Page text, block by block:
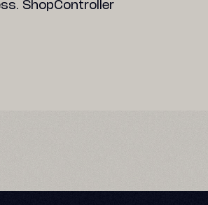
ShopController